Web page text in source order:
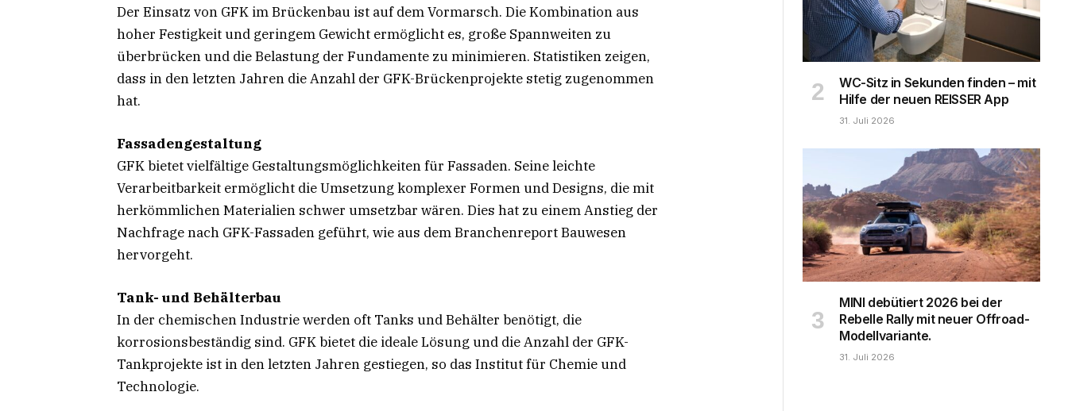
Der Einsatz von GFK im Brückenbau ist auf dem Vormarsch. Die Kombination aus
hoher Festigkeit und geringem Gewicht ermöglicht es, große Spannweiten zu
überbrücken und die Belastung der Fundamente zu minimieren. Statistiken zeigen,
dass in den letzten Jahren die Anzahl der GFK-Brückenprojekte stetig zugenommen
hat.
Fassadengestaltung
GFK bietet vielfältige Gestaltungsmöglichkeiten für Fassaden. Seine leichte
Verarbeitbarkeit ermöglicht die Umsetzung komplexer Formen und Designs, die mit
herkömmlichen Materialien schwer umsetzbar wären. Dies hat zu einem Anstieg der
Nachfrage nach GFK-Fassaden geführt, wie aus dem Branchenreport Bauwesen
hervorgeht.
Tank- und Behälterbau
In der chemischen Industrie werden oft Tanks und Behälter benötigt, die
korrosionsbeständig sind. GFK bietet die ideale Lösung und die Anzahl der GFK-
Tankprojekte ist in den letzten Jahren gestiegen, so das Institut für Chemie und
Technologie.
WC-Sitz in Sekunden finden – mit
Hilfe der neuen REISSER App
31. Juli 2026
MINI debütiert 2026 bei der
Rebelle Rally mit neuer Offroad-
Modellvariante.
31. Juli 2026